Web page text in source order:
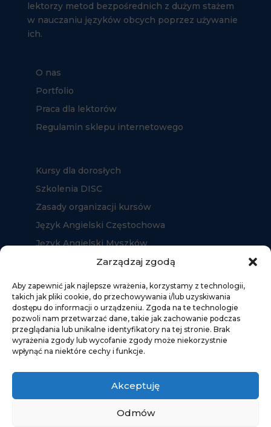
Zarządzaj zgodą
Aby zapewnić jak najlepsze wrażenia, korzystamy z technologii,
takich jak pliki cookie, do przechowywania i/lub uzyskiwania
dostępu do informacji o urządzeniu. Zgoda na te technologie
pozwoli nam przetwarzać dane, takie jak zachowanie podczas
przeglądania lub unikalne identyfikatory na tej stronie. Brak
wyrażenia zgody lub wycofanie zgody może niekorzystnie
wpłynąć na niektóre cechy i funkcje.
Akceptuję
Odmów
lektorzy metod bezpośrednich z dużym stażem
w nauczaniu języków obcych poprzez używanie
ich.
O nas
Portfolio
Praca dla lektorów
Regulamin sklepu internetowego
Kursy dla dorosłych
Szkolenia DISC
Zasady organizacji kursów
Język Angielski Częstochowa
Język Angielski Myszków
Język Angielski Kłobuck